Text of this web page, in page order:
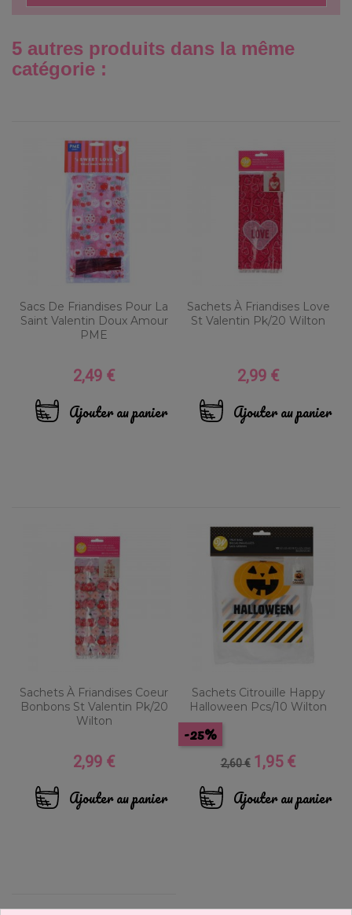
5 autres produits dans la même
catégorie :
Sacs De Friandises Pour La
Saint Valentin Doux Amour
PME
Prix
2,49 €
Ajouter au panier
Sachets À Friandises Love
St Valentin Pk/20 Wilton
Prix
2,99 €
Ajouter au panier
Sachets À Friandises Coeur
Bonbons St Valentin Pk/20
Wilton
Prix
2,99 €
Ajouter au panier
Sachets Citrouille Happy
Halloween Pcs/10 Wilton
Prix
base
2,60 €
-25%
Prix
1,95 €
Ajouter au panier